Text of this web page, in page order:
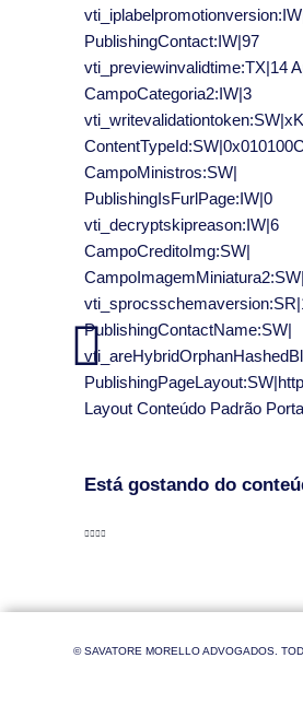
PublishingContact:IW|97
vti_previewinvalidtime:TX|14
CampoCategoria2:IW|3
CampoMinistros:SW|
PublishingIsFurlPage:IW|0
vti_decryptskipreason:IW|6
CampoCreditoImg:SW|
CampoImagemMiniatura2:SW|
PublishingContactName:SW|
Layout Conteúdo Padrão
Está gostando do
© SAVATORE MORELLO ADVOGADOS.